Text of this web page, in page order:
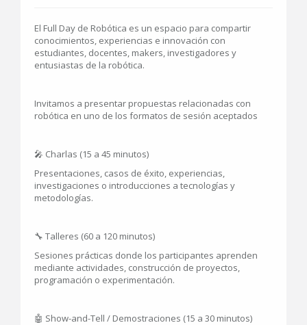
El Full Day de Robótica es un espacio para compartir
conocimientos, experiencias e innovación con
estudiantes, docentes, makers, investigadores y
entusiastas de la robótica.
Invitamos a presentar propuestas relacionadas con
robótica en uno de los formatos de sesión aceptados
🎤 Charlas (15 a 45 minutos)
Presentaciones, casos de éxito, experiencias,
investigaciones o introducciones a tecnologías y
metodologías.
🔧 Talleres (60 a 120 minutos)
Sesiones prácticas donde los participantes aprenden
mediante actividades, construcción de proyectos,
programación o experimentación.
🤖 Show-and-Tell / Demostraciones (15 a 30 minutos)